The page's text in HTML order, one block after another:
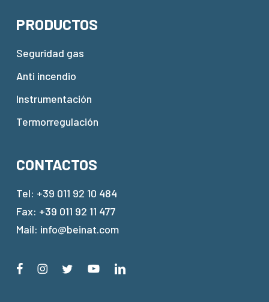
PRODUCTOS
Seguridad gas
Anti incendio
Instrumentación
Termorregulación
CONTACTOS
Tel: +39 011 92 10 484
Fax: +39 011 92 11 477
Mail: info@beinat.com